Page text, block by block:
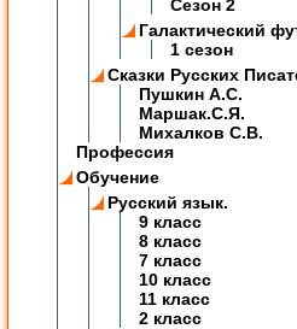
Сезон 2
Галактический
1 сезон
Сказки Русских
Пушкин А.С.
Маршак.С.Я.
Михалков С.В.
Профессия
Обучение
Русский язык.
9 класс
8 класс
7 класс
10 класс
11 класс
2 класс